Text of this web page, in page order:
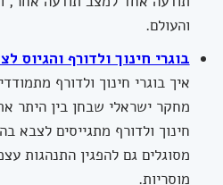
והעולם.
בוגרי חינוך ולדורף והגיוס
איך בוגרי חינוך ולדורף
מחקר ישראלי שבחן בין היתר
חינוך ולדורף מתגייסים לצבא
מסוגלים גם להפגין התנהגות
מוסריות.